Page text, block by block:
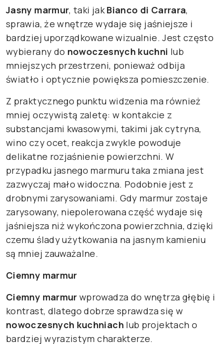
Jasny marmur, taki jakBianco di Carrara,
sprawia, że wnętrze wydaje się jaśniejsze i
bardziej uporządkowane wizualnie. Jest często
wybierany do nowoczesnych kuchni lub
mniejszych przestrzeni, ponieważ odbija
światło i optycznie powiększa pomieszczenie.
Z praktycznego punktu widzenia ma również
mniej oczywistą zaletę: w kontakcie z
substancjami kwasowymi, takimi jak cytryna,
wino czy ocet, reakcja zwykle powoduje
delikatne rozjaśnienie powierzchni. W
przypadku jasnego marmuru taka zmiana jest
zazwyczaj mało widoczna. Podobnie jest z
drobnymi zarysowaniami. Gdy marmur zostaje
zarysowany, niepolerowana część wydaje się
jaśniejsza niż wykończona powierzchnia, dzięki
czemu ślady użytkowania na jasnym kamieniu
są mniej zauważalne.
Ciemny marmur
Ciemny marmurwprowadza do wnętrza głębię i
kontrast, dlatego dobrze sprawdza się w
nowoczesnych kuchniach lub projektach o
bardziej wyrazistym charakterze.